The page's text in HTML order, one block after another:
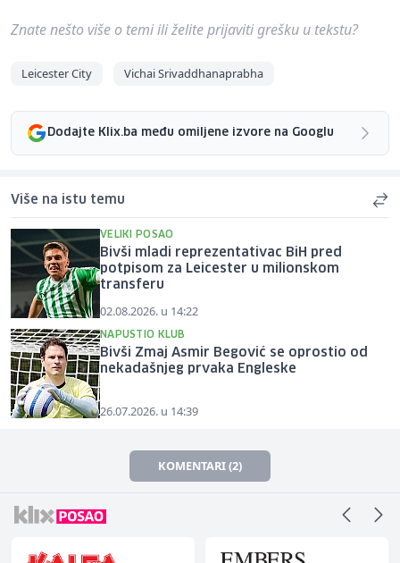
Znate nešto više o temi ili želite prijaviti grešku u tekstu?
Leicester City Vichai Srivaddhanaprabha
Dodajte Klix.ba među omiljene izvore na Googlu
Više na istu temu
VELIKI POSAO
Bivši mladi reprezentativac BiH pred
potpisom za Leicester u milionskom
transferu
02.08.2026. u 14:22
NAPUSTIO KLUB
Bivši Zmaj Asmir Begović se oprostio od
nekadašnjeg prvaka Engleske
26.07.2026. u 14:39
KOMENTARI (2)